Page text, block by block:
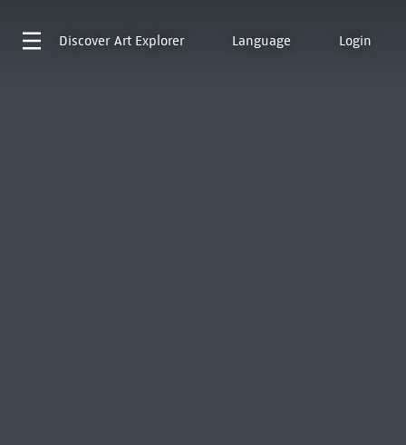
Discover Art Explorer Language Login